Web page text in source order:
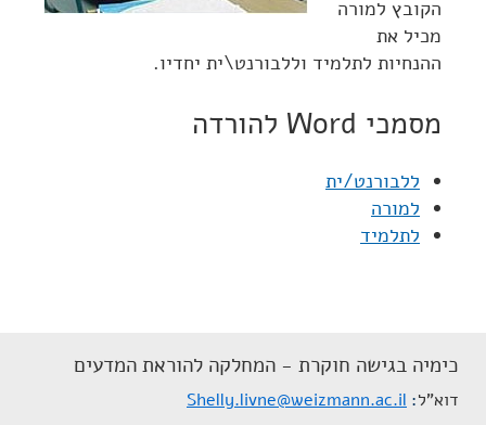
הקובץ למורה
מכיל את
ההנחיות לתלמיד וללבורנט\ית יחדיו.
מסמכי Word להורדה
ללבורנט/ית
למורה
לתלמיד
כימיה בגישה חוקרת - המחלקה להוראת המדעים
דוא"ל Shelly.livne@weizmann.ac.il